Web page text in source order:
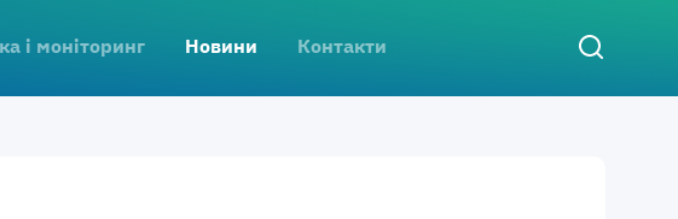
і моніторинг Новини Контакти